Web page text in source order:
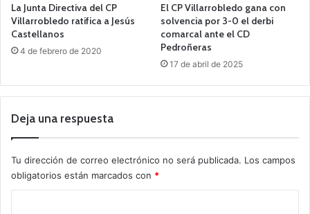
La Junta Directiva del CP
Villarrobledo ratifica a Jesús
Castellanos
4 de febrero de 2020
El CP Villarrobledo gana con
solvencia por 3-0 el derbi
comarcal ante el CD
Pedroñeras
17 de abril de 2025
Deja una respuesta
Tu dirección de correo electrónico no será publicada. Los campos
obligatorios están marcados con *